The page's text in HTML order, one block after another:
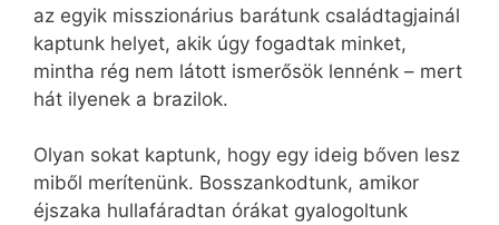
az egyik misszionárius barátunk családtagjainál
kaptunk helyet, akik úgy fogadtak minket,
mintha rég nem látott ismerősök lennénk – mert
hát ilyenek a brazilok.
Olyan sokat kaptunk, hogy egy ideig bőven lesz
miből merítenünk. Bosszankodtunk, amikor
éjszaka hullafáradtan órákat gyalogoltunk